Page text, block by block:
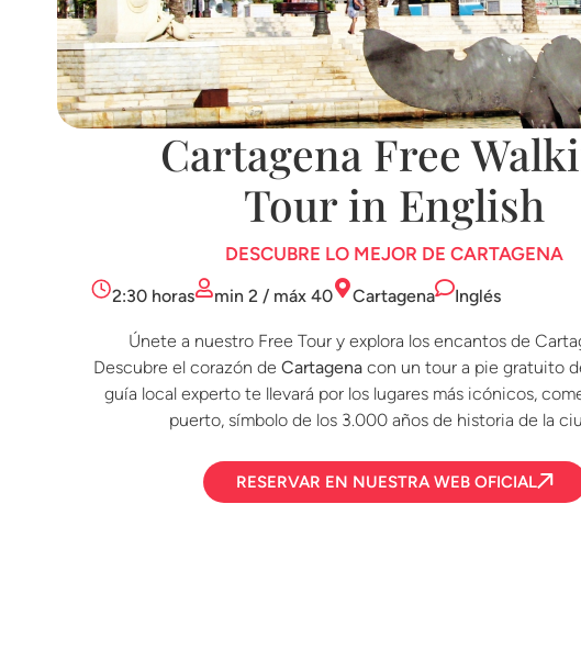
Cartagena Free
Tour in English
DESCUBRE LO MEJOR DE CARTAGENA
2:30 horas min 2 / máx 40 Cartagena Inglés
Únete a nuestro Free Tour y explora los encantos de
Descubre el corazón de Cartagenacon un tour a pie gratuito
guía local experto te llevará por los lugares más icónicos,
puerto, símbolo de los 3.000 años de historia de la
RESERVAR EN NUESTRA WEB OFICIAL